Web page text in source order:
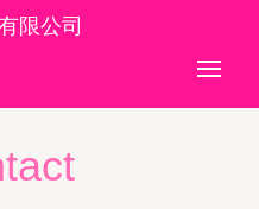
限公司